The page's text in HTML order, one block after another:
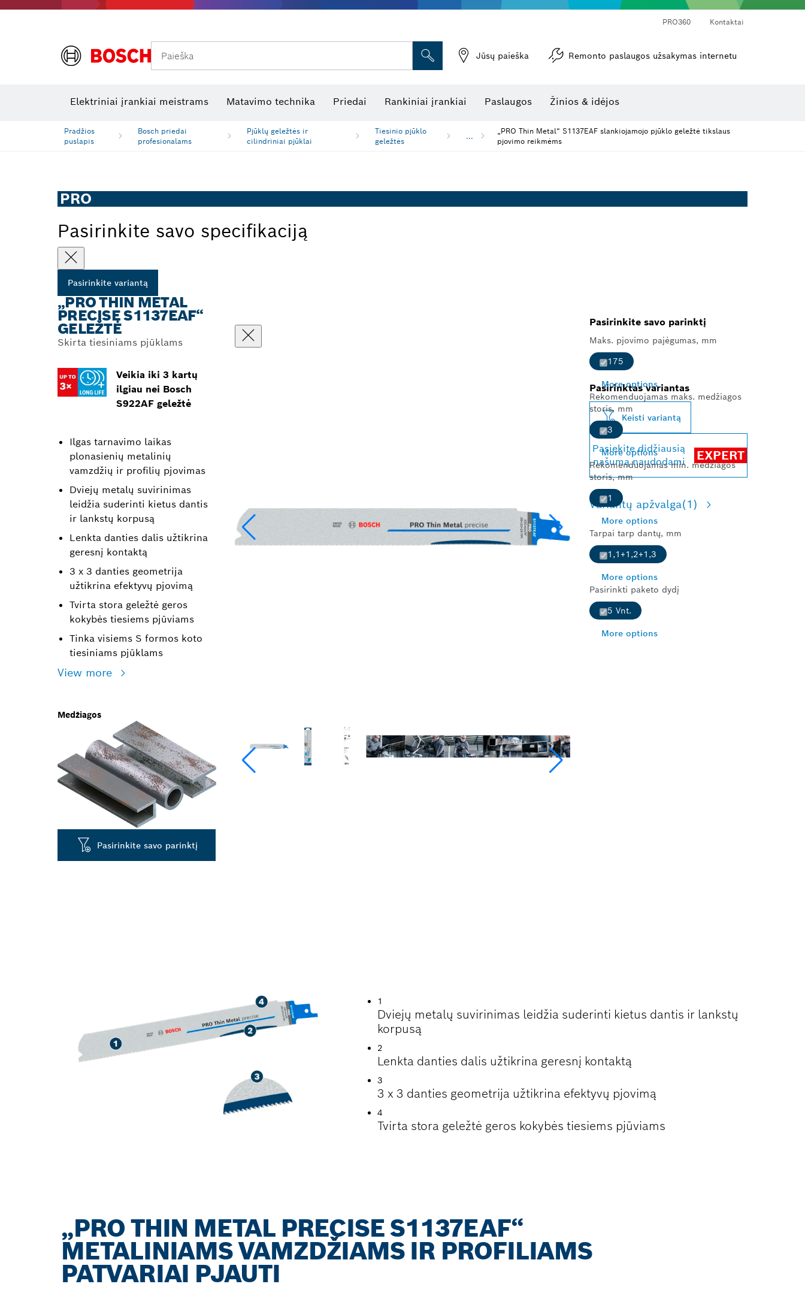
PRO360 Kontaktai
Paieška Jūsų paieška Remonto paslaugos užsakymas internetu
Elektriniai įrankiai meistrams Matavimo technika Priedai Rankiniai įrankiai Paslaugos Žinios & idėjos
Pradžios
puslapis
Bosch priedai
profesionalams
Pjūklų geležtės ir
cilindriniai pjūklai
Tiesinio pjūklo
geležtės
...
„PRO Thin Metal“ S1137EAF slankiojamojo pjūklo geležtė tikslaus
pjovimo reikmėms
PRO
Pasirinkite savo specifikaciją
Pasirinkite variantą
„PRO THIN METAL
PRECISE S1137EAF“
GELEŽTĖ
Skirta tiesiniams pjūklams
Veikia iki 3 kartų
ilgiau nei Bosch
S922AF geležtė
Ilgas tarnavimo laikas
plonasienių metalinių
vamzdžių ir profilių pjovimas
Dviejų metalų suvirinimas
leidžia suderinti kietus dantis
ir lankstų korpusą
Lenkta danties dalis užtikrina
geresnį kontaktą
3 x 3 danties geometrija
užtikrina efektyvų pjovimą
Tvirta stora geležtė geros
kokybės tiesiems pjūviams
Tinka visiems S formos koto
tiesiniams pjūklams
View more
Medžiagos
Pasirinkite savo parinktį
Pasirinkite savo parinktį
Maks. pjovimo pajėgumas, mm
175
More options
Rekomenduojamas maks. medžiagos
storis, mm
3
More options
Rekomenduojamas min. medžiagos
storis, mm
1
More options
Tarpai tarp dantų, mm
1,1+1,2+1,3
More options
Pasirinkti paketo dydį
5 Vnt.
More options
Pasirinktas variantas
Keisti variantą
Pasiekite didžiausią
našumą naudodami
EXPERT
Variantų apžvalga(1)
1
Dviejų metalų suvirinimas leidžia suderinti kietus dantis ir lankstų
korpusą
2
Lenkta danties dalis užtikrina geresnį kontaktą
3
3 x 3 danties geometrija užtikrina efektyvų pjovimą
4
Tvirta stora geležtė geros kokybės tiesiems pjūviams
„PRO THIN METAL PRECISE S1137EAF“
METALINIAMS VAMZDŽIAMS IR PROFILIAMS
PATVARIAI PJAUTI